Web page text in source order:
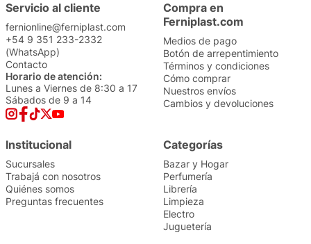
Servicio al cliente
fernionline@ferniplast.com
+54 9 351 233-2332
(WhatsApp)
Contacto
Horario de atención:
Lunes a Viernes de 8:30 a 17
Sábados de 9 a 14
Compra en
Ferniplast.com
Medios de pago
Botón de arrepentimiento
Términos y condiciones
Cómo comprar
Nuestros envíos
Cambios y devoluciones
Institucional
Sucursales
Trabajá con nosotros
Quiénes somos
Preguntas frecuentes
Categorías
Bazar y Hogar
Perfumería
Librería
Limpieza
Electro
Juguetería